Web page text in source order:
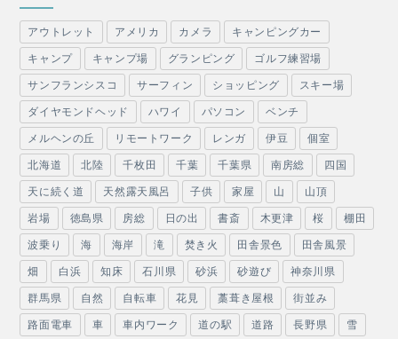
アウトレット アメリカ カメラ キャンピングカー
キャンプ キャンプ場 グランピング ゴルフ練習場
サンフランシスコ サーフィン ショッピング スキー場
ダイヤモンドヘッド ハワイ パソコン ベンチ
メルヘンの丘 リモートワーク レンガ 伊豆 個室
北海道 北陸 千枚田 千葉 千葉県 南房総 四国
天に続く道 天然露天風呂 子供 家屋 山 山頂
岩場 徳島県 房総 日の出 書斎 木更津 桜 棚田
波乗り 海 海岸 滝 焚き火 田舎景色 田舎風景
畑 白浜 知床 石川県 砂浜 砂遊び 神奈川県
群馬県 自然 自転車 花見 藁葺き屋根 街並み
路面電車 車 車内ワーク 道の駅 道路 長野県 雪